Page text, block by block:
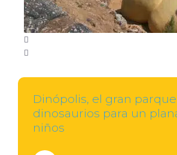
Dinópolis, el gran
dinosaurios para un
niños